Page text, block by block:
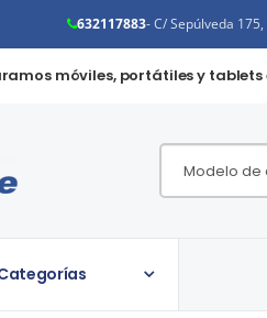
632117883- C/ Sepúlveda
móviles, portátiles y tablets